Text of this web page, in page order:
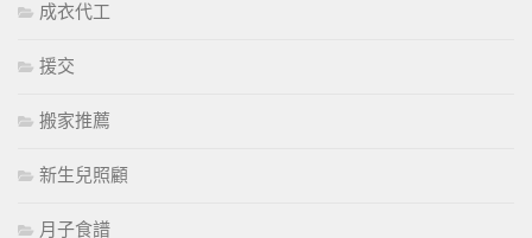
成衣代工
援交
搬家推薦
新生兒照顧
月子食譜